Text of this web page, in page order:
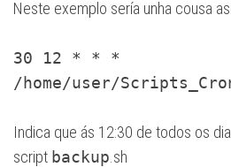
Neste exemplo sería unha cousa
30 12 * * *
/home/user/
Indica que ás 12:30 de todos os
script backup .sh